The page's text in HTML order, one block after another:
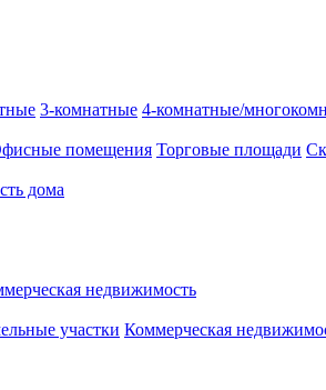
3-комнатные 4-комнатные/
помещения Торговые площади
дома
недвижимость
участки Коммерческая